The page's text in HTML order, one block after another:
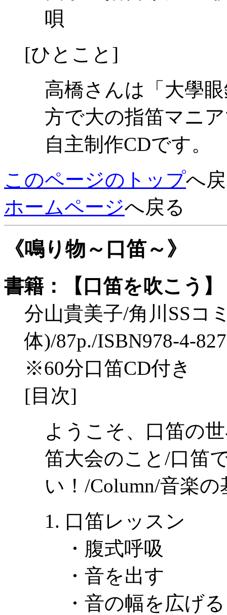
唄
[ひとこと]
高橋さんは「大學
方で大の指笛マニ
自主制作CDです。
このページのトップへ
ホームページへ戻る
《鳴り物～口笛～》
書籍：【口笛を吹こう】
分山貴美子/角川SSコ
体)/87p./ISBN978-4-
※60分口笛CD付き
[目次]
ようこそ、口笛の
笛大会のこと/口笛
い！/Column/音楽の
口笛レッスン
・腹式呼吸
・音を出す
・音の幅を広げる